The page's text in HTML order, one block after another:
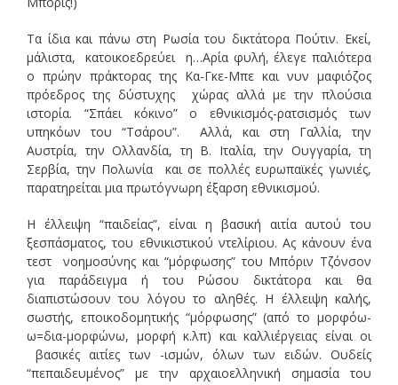
Τα ίδια και πάνω στη Ρωσία του δικτάτορα Πούτιν. Εκεί,
μάλιστα, κατοικοεδρεύει η…Αρία φυλή, έλεγε παλιότερα
ο πρώην πράκτορας της Κα-Γκε-Μπε και νυν μαφιόζος
πρόεδρος της δύστυχης χώρας αλλά με την πλούσια
ιστορία. “Σπάει κόκινο” ο εθνικισμός-ρατσισμός των
υπηκόων του “Τσάρου”. Αλλά, και στη Γαλλία, την
Αυστρία, την Ολλανδία, τη Β. Ιταλία, την Ουγγαρία, τη
Σερβία, την Πολωνία και σε πολλές ευρωπαϊκές γωνιές,
παρατηρείται μια πρωτόγνωρη έξαρση εθνικισμού.
Η έλλειψη “παιδείας”, είναι η βασική αιτία αυτού του
ξεσπάσματος, του εθνικιστικού ντελίριου. Ας κάνουν ένα
τεστ νοημοσύνης και “μόρφωσης” του Μπόριν Τζόνσον
για παράδειγμα ή του Ρώσου δικτάτορα και θα
διαπιστώσουν του λόγου το αληθές. Η έλλειψη καλής,
σωστής, εποικοδομητικής “μόρφωσης” (από το μορφόω-
ω=δια-μορφώνω, μορφή κ.λπ) και καλλιέργειας είναι οι
βασικές αιτίες των -ισμών, όλων των ειδών. Ουδείς
“πεπαιδευμένος” με την αρχαιοελληνική σημασία του